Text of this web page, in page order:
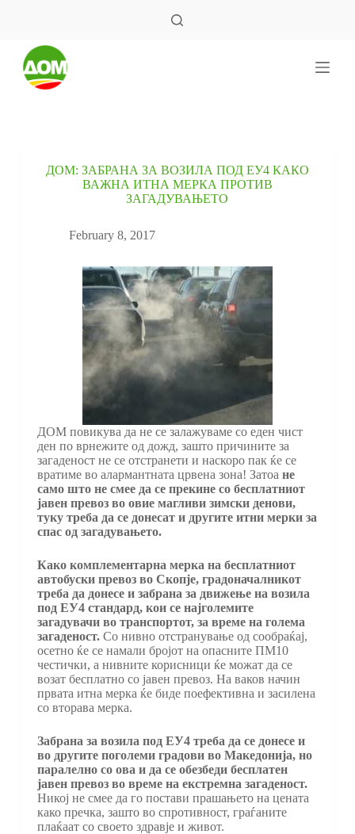
ДОМ: ЗАБРАНА ЗА ВОЗИЛА ПОД ЕУ4 КАКО
ВАЖНА ИТНА МЕРКА ПРОТИВ
ЗАГАДУВАЊЕТО
February 8, 2017
ДОМ повикува да не се залажуваме со еден чист
ден по врнежите од дожд, зашто причините за
загаденост не се отстранети и наскоро пак ќе се
вратиме во алармантната црвена зона! Затоа не
само што не смее да се прекине со бесплатниот
јавен превоз во овие магливи зимски денови,
туку треба да се донесат и другите итни мерки за
спас од загадувањето.
Како комплементарна мерка на бесплатниот
автобуски превоз во Скопје, градоначалникот
треба да донесе и забрана за движење на возила
под ЕУ4стандард, кои се најголемите
загадувачи во транспортот, за време на голема
загаденост.Со нивно отстранување од сообраќај,
осетно ќе се намали бројот на опасните ПМ10
честички, а нивните корисници ќе можат да се
возат бесплатно со јавен превоз. На ваков начин
првата итна мерка ќе биде поефективна и засилена
со вторава мерка.
Забрана за возила под ЕУ4треба да се донесе и
во другите поголеми градови во Македонија, но
паралелно со ова и да се обезбеди бесплатен
јавен превоз во време на екстремна загаденост.
Никој не смее да го постави прашањето на цената
како пречка, зашто во спротивност, граѓаните
плаќаат со своето здравје и живот.